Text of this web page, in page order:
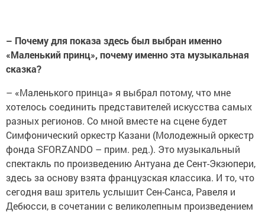
– Почему для показа здесь был выбран именно
«Маленький принц», почему именно эта музыкальная
сказка?
– «Маленького принца» я выбрал потому, что мне
хотелось соединить представителей искусства самых
разных регионов. Со мной вместе на сцене будет
Симфонический оркестр Казани (Молодежный оркестр
фонда SFORZANDO – прим. ред.). Это музыкальный
спектакль по произведению Антуана де Сент-Экзюпери,
здесь за основу взята французская классика. И то, что
сегодня ваш зритель услышит Сен-Санса, Равеля и
Дебюсси, в сочетании с великолепным произведением